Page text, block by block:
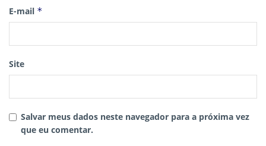
E-mail *
Site
Salvar meus dados neste navegador para a próxima vez
que eu comentar.